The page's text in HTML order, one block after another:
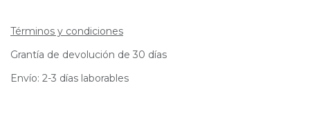
Términos y condiciones
Grantía de devolución de 30 días
Envío: 2-3 días laborables